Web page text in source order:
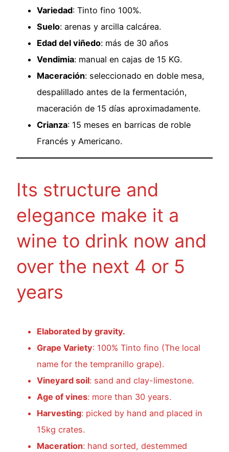
Variedad: Tinto fino 100%.
Suelo: arenas y arcilla calcárea.
Edad del viñedo: más de 30 años
Vendimia: manual en cajas de 15 KG.
Maceración: seleccionado en doble mesa,
despalillado antes de la fermentación,
maceración de 15 días aproximadamente.
Crianza: 15 meses en barricas de roble
Francés y Americano.
Its structure and
elegance make it a
wine to drink now and
over the next 4 or 5
years
Elaborated by gravity.
Grape Variety: 100% Tinto fino (The local
name for the tempranillo grape).
Vineyard soil: sand and clay-limestone.
Age of vines: more than 30 years.
Harvesting: picked by hand and placed in
15kg crates.
Maceration: hand sorted, destemmed